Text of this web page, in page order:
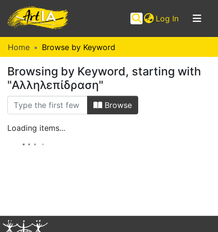
Log In (current)
Communities
&
Collections
Browse ArtIA
Home Browse by Keyword
Browsing by Keyword, starting with
"Αλληλεπίδραση"
Browse
Loading items...